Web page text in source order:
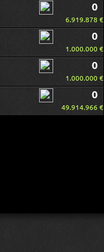
0
6.919.878 €
0
1.000.000 €
0
1.000.000 €
0
49.914.966 €